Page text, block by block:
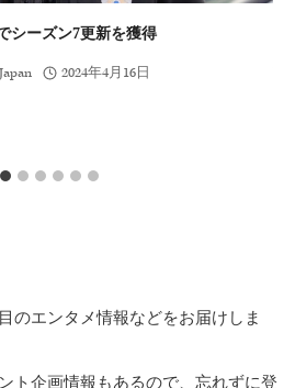
シーズン7更新を獲得
2024年4月16日
のエンタメ情報などをお届けしま
ト企画情報もあるので、忘れずに登